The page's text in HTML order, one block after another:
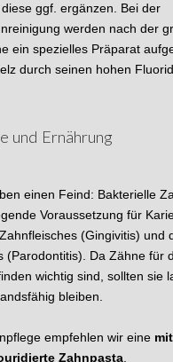
ggf. ergänzen. Bei der
werden nach der
ein spezielles Präparat
durch seinen hohen
und Ernährung
einen Feind: Bakterielle
Voraussetzung für
(Gingivitis) und
(Parodontitis). Da Zähne für
wichtig sind, sollten sie
bleiben.
empfehlen wir eine
Zahnpasta.